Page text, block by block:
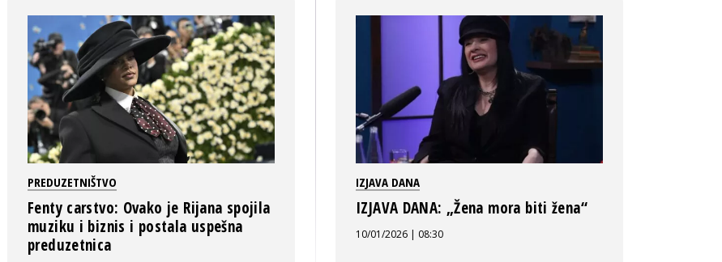
BMW BIZNIS LIGA
BIZLIFE WEEK
IZJAVA GODINE
BIZLIFE WEEK
IZJAVA GODINE
PREDUZETNIŠTVO
Fenty carstvo: Ovako je Rijana spojila
muziku i biznis i postala uspešna
preduzetnica
IZJAVA DANA
IZJAVA DANA: „Žena mora biti žena“
10/01/2026 | 08:30